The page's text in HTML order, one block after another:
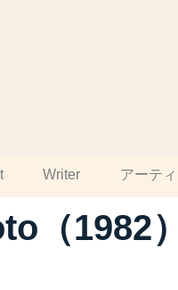
Writer アーテ
（1982